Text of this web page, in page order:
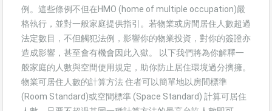
例。這些條例不但在HMO (home of multiple occupation)嚴
格執行，並對一般家庭提供指引。若物業或房間居住人數超過
法定數目，不但觸犯法例，影響你的物業投資，對你的簽證亦
造成影響，甚至會有機會因此入獄。 以下我們將為你解釋一
般家庭的人數與空間使用規定，助你防止居住環境過分擠擁。
物業可居住人數的計算方法 住者可以簡單地以房間標準
(Room Standard)或空間標準 (Space Standard) 計算可居住